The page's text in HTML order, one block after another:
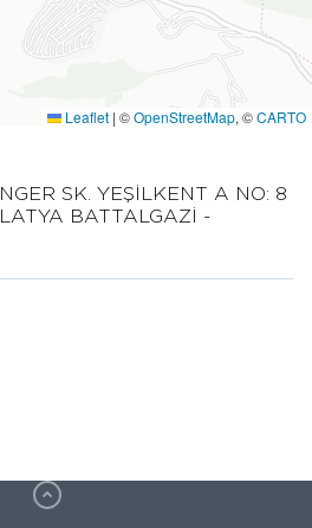
SK. YEŞİLKENT A NO: 8
BATTALGAZİ -
Leaflet | ©OpenStreetMap, ©CARTO